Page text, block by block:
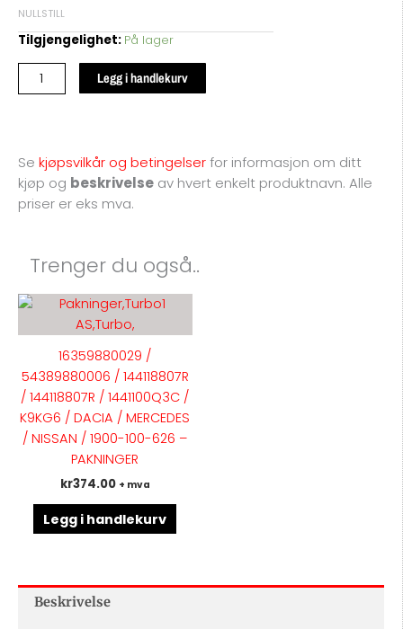
NULLSTILL
Tilgjengelighet På lager
/
MERCEDES
54389880006
-
Legg i handlekurv
Se kjøpsvilkår og betingelserfor informasjon om ditt
kjøp og beskrivelse av hvert enkelt produktnavn. Alle
priser er eks mva.
Trenger du også..
16359880029 /
54389880006 / 144118807R
/ 144118807R / 1441100Q3C /
K9KG6 / DACIA / MERCEDES
/ NISSAN / 1900-100-626 –
PAKNINGER
kr374.00 + mva
Legg i handlekurv
Beskrivelse